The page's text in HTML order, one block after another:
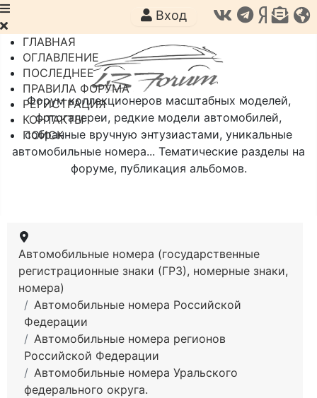
Форум коллекционеров масштабных моделей,
фотогалереи, редкие модели автомобилей,
собранные вручную энтузиастами, уникальные
автомобильные номера... Тематические разделы на
форуме, публикация альбомов.
Вход
ГЛАВНАЯ
ОГЛАВЛЕНИЕ
ПОСЛЕДНЕЕ
ПРАВИЛА ФОРУМА
РЕГИСТРАЦИЯ
КОНТАКТЫ
ПОИСК
Автомобильные номера (государственные
регистрационные знаки (ГРЗ), номерные знаки,
номера)
Автомобильные номера Российской
Федерации
Автомобильные номера регионов
Российской Федерации
Автомобильные номера Уральского
федерального округа.